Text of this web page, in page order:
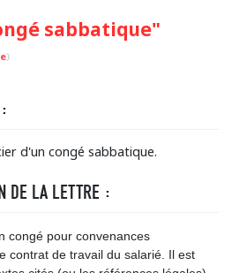
sabbatique"
)
d'un congé sabbatique.
DE LA LETTRE :
congé pour convenances
contrat de travail du salarié. Il est